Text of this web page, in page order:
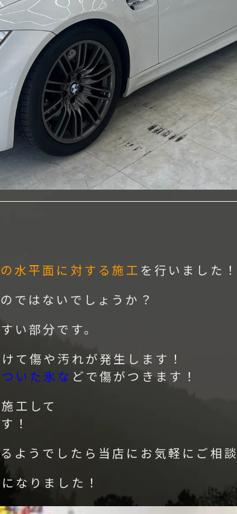
水平面に対する施工 を行いました！
ではないでしょうか？
い部分です。
て傷や汚れが発生します！
いた氷な どで傷がつきます！
工して
！
ようでしたら当店にお気軽にご相
なりました！